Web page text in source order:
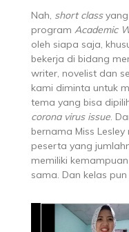
Nah, short classyang
program Academic
oleh siapa saja,
bekerja di bidang
writer, novelist dan
kami diminta untuk
tema yang bisa
corona virus issue.
bernama Miss
peserta yang
memiliki
sama. Dan kelas